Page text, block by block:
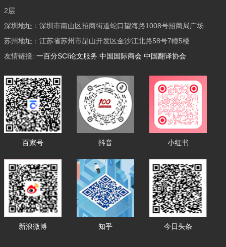
2层
深圳地址：深圳市南山区招商街道蛇口望海路1008号招商局广场
苏州地址：江苏省苏州市昆山开发区金沙江北路58号7幢5楼
友情链接: 一百分SCI论文服务 中国国际商会 中国翻译协会
百家号 抖音 小红书
新浪微博 知乎 今日头条